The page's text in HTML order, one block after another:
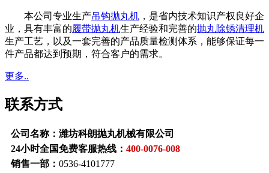
本公司专业生产吊钩抛丸机 ，是省内技术知识产权良好企
业，具有丰富的履带抛丸机生产经验和完善的抛丸除锈清理机
生产工艺，以及一套完善的产品质量检测体系，能够保证每一
件产品都达到预期，符合客户的需求。
更多..
联系方式
公司名称：潍坊科朗抛丸机械有限公司
24小时全国免费客服热线： 400-0076-008
销售一部： 0536-4101777